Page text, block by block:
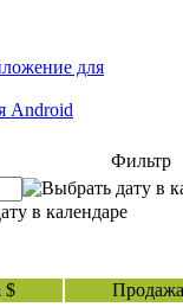
для
Android
Фильтр
$